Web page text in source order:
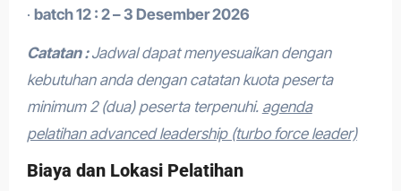
· batch 12 : 2 – 3 Desember 2026
Catatan :Jadwal dapat menyesuaikan dengan
kebutuhan anda dengan catatan kuota peserta
minimum 2 (dua) peserta terpenuhi. agenda
pelatihan advanced leadership (turbo force leader)
Biaya dan Lokasi Pelatihan